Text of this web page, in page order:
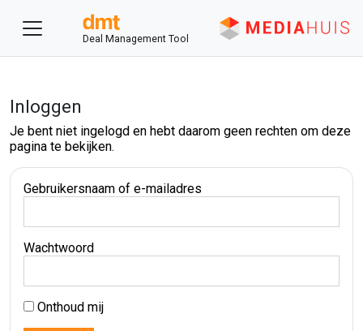
Deal Management Tool
Inloggen
Je bent niet ingelogd en hebt daarom geen rechten om deze
pagina te bekijken.
Gebruikersnaam of e-mailadres
Wachtwoord
Onthoud mij